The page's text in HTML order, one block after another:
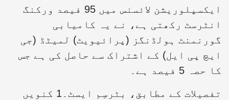
ایکسپلوریشن لائسنس میں 95 فیصد ورکنگ
انٹرسٹ رکھتی ہے، نے یہ کامیابی
گورنمنٹ ہولڈنگز (پرائیویٹ) لمیٹڈ (جی
ایچ پی ایل) کے اشتراک سے حاصل کی ہے جس
کا حصہ 5 فیصد ہے۔
تفصیلات کے مطابق، بٹرسِم ایسٹ۔1 کنویں